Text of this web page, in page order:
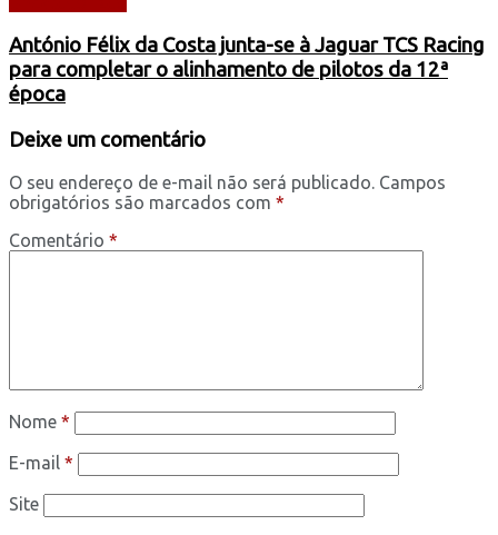
António Félix da Costa junta-se à Jaguar TCS Racing
para completar o alinhamento de pilotos da 12ª
época
Deixe um comentário
O seu endereço de e-mail não será publicado. Campos
obrigatórios são marcados com *
Comentário *
Nome *
E-mail *
Site